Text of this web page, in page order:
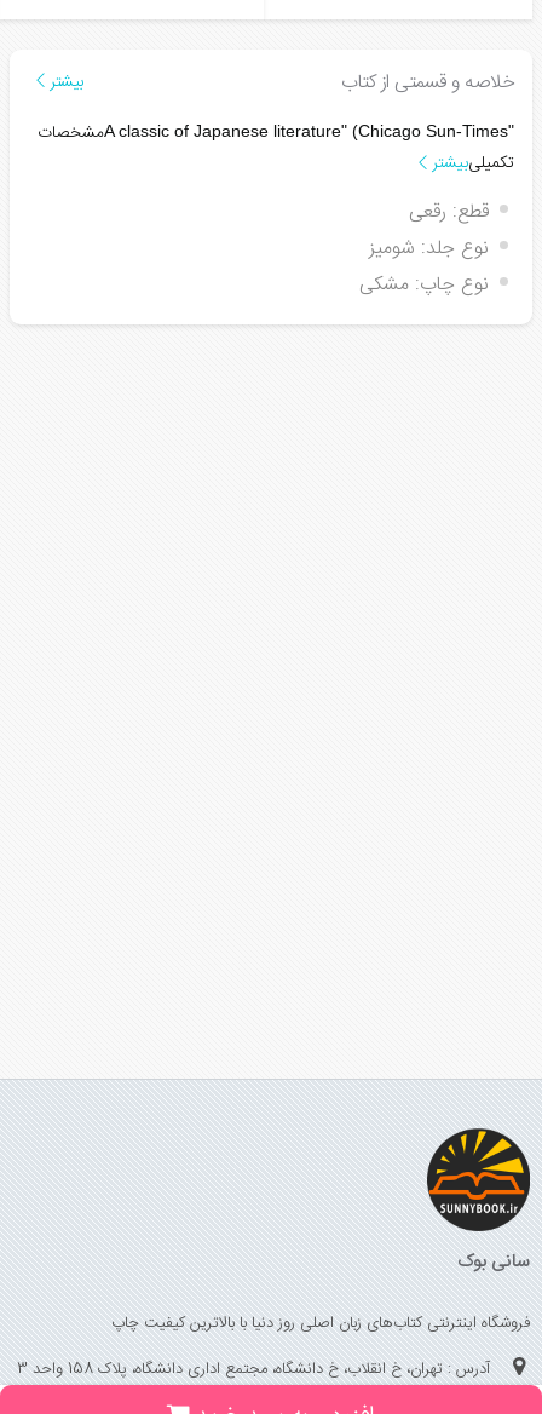
خلاصه و قسمتی از کتاب بیشتر
"A classic of Japanese literature"
(Chicago Sun-Times
مشخصات
تکمیلیبیشتر
قطع: رقعی
نوع جلد: شومیز
نوع چاپ: مشکی
سانی بوک
فروشگاه اینترنتی کتاب‌های زبان اصلی روز دنیا با بالاترین کیفیت چاپ
آدرس : تهران، خ انقلاب، خ دانشگاه، مجتمع اداری دانشگاه، پلاک 158 واحد 3